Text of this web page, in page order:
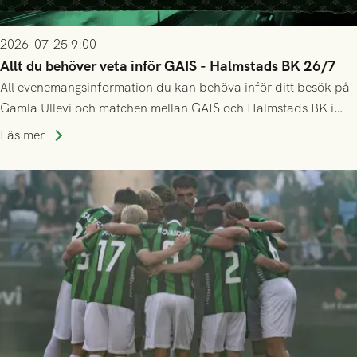
2026-07-25 9:00
Allt du behöver veta inför GAIS - Halmstads BK 26/7
All evenemangsinformation du kan behöva inför ditt besök på
Gamla Ullevi och matchen mellan GAIS och Halmstads BK i
Allsvenskan! Avspark kl 16.30 på söndag 26/7.
Läs mer